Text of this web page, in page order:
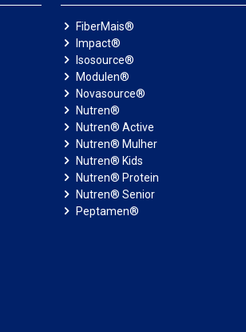
Home Care; Instituição de longa permanência
FiberMais®
Impact®
Isosource®
Modulen®
Novasource®
Nutren®
Nutren® Active
Nutren® Mulher
Nutren® Kids
Nutren® Protein
Nutren® Senior
Peptamen®